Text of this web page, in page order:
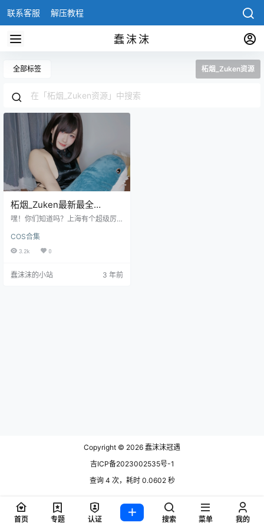
联系客服 解压教程
蠢沫沫
全部标签 柘烟_Zuken资源
柘烟_Zuken最新最全
cosplay写真图片资源
嘿！你们知道吗？上海有个超级厉
Cosplay圈的传奇！她是个地地道道
的上海妹子，对Cosplay情有独钟！
常的精彩，想要的小伙伴可以文末
COS合集
3.2k 0
蠢沫沫的小站 3 年前
Copyright © 2026 蠢沫沫冠遇
吉ICP备2023002535号-1
查询 4 次，耗时 0.0602 秒
首页 专题 认证 搜索 菜单 我的